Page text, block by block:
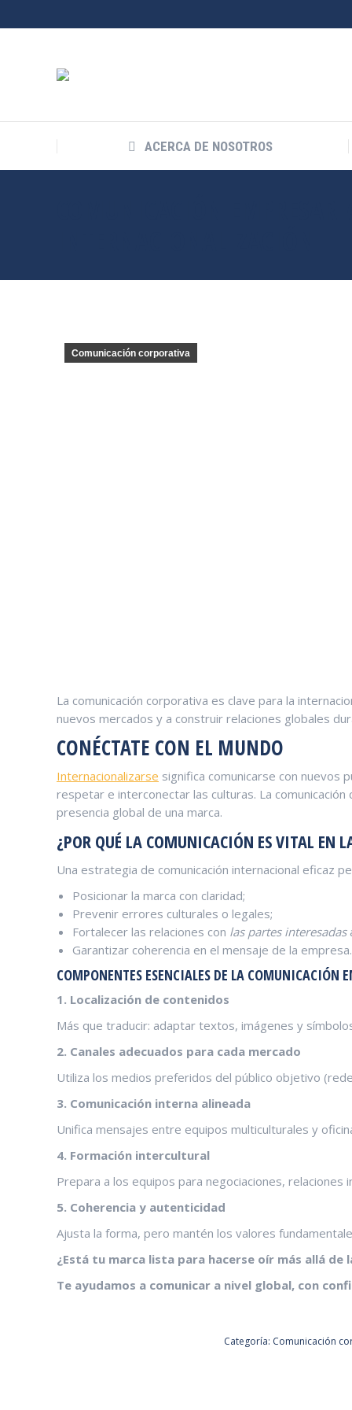
ACERCA DE NOSOTROS
Comunicación corporativa
La comunicación corporativa es clave para la
nuevos mercados y a construir relaciones globales
CONÉCTATE CON EL MUNDO
Internacionalizarse significa comunicarse con nuevos
respetar e interconectar las culturas. La
presencia global de una marca.
¿POR QUÉ LA COMUNICACIÓN ES VITAL EN
Una estrategia de comunicación internacional eficaz
Posicionar la marca con claridad;
Prevenir errores culturales o legales;
Fortalecer las relaciones con las partes interesadas
Garantizar coherencia en el mensaje de la empresa.
COMPONENTES ESENCIALES DE LA COMUNICACIÓN
1. Localización de contenidos
Más que traducir: adaptar textos, imágenes y
2. Canales adecuados para cada mercado
Utiliza los medios preferidos del público objetivo
3. Comunicación interna alineada
Unifica mensajes entre equipos multiculturales y
4. Formación intercultural
Prepara a los equipos para negociaciones, relaciones
5. Coherencia y autenticidad
Ajusta la forma, pero mantén los valores
¿Está tu marca lista para hacerse oír más allá de
Te ayudamos a comunicar a nivel global, con
Categoría: Comunicación